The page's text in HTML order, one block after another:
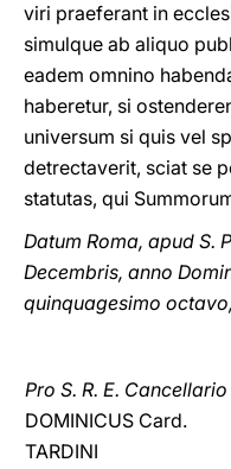
viri praeferant in
simulque ab aliquo
eadem omnino
haberetur, si
universum si quis vel
detrectaverit, sciat se
statutas, qui
Datum Roma, apud S.
Decembris, anno
quinquagesimo
Pro S. R. E. Cancellario
DOMINICUS Card.
TARDINI